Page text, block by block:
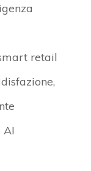
retail
AI